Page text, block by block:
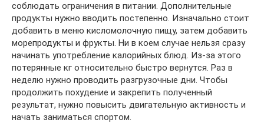
соблюдать ограничения в питании. Дополнительные
продукты нужно вводить постепенно. Изначально стоит
добавить в меню кисломолочную пищу, затем добавить
морепродукты и фрукты. Ни в коем случае нельзя сразу
начинать употребление калорийных блюд. Из-за этого
потерянные кг относительно быстро вернутся. Раз в
неделю нужно проводить разгрузочные дни. Чтобы
продолжить похудение и закрепить полученный
результат, нужно повысить двигательную активность и
начать заниматься спортом.